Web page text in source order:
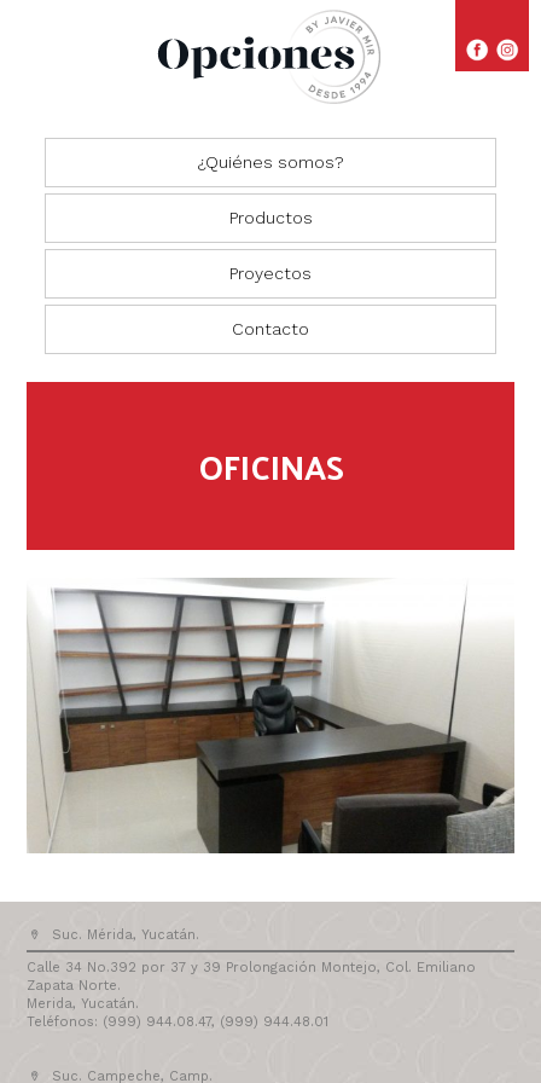
¿Quiénes somos?
Productos
Closets
Comedores
Cocinas
Proyectos
Residencial
Oficinas
Contacto
OFICINAS
Suc. Mérida, Yucatán.
Calle 34 No.392 por 37 y 39 Prolongación Montejo, Col. Emiliano
Zapata Norte.
Merida, Yucatán.
Teléfonos: (999) 944.08.47, (999) 944.48.01
Suc. Campeche, Camp.